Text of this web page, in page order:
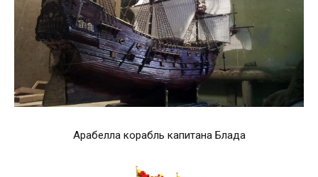
Арабелла корабль капитана Блада